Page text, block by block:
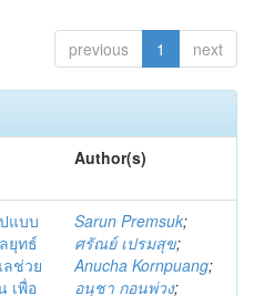
previous 1 next
Author(s)
แบบ
ยุทธ์
ช่วย
เพื่อ
Sarun Premsuk;
ศรัณย์ เปรมสุข;
Anucha Kornpuang;
อนุชา กอนพ่วง;